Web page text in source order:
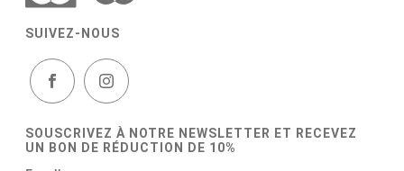
SUIVEZ-NOUS
SOUSCRIVEZ À NOTRE NEWSLETTER ET RECEVEZ
UN BON DE RÉDUCTION DE 10%